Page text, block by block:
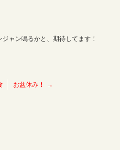
ャン鳴るかと、期待してます！
お盆休み！ →